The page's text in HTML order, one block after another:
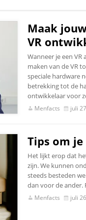
Maak
VR
Wanneer je een
maken van de VR
speciale hardware
betrekking tot de
ontwikkelaar voor
Menfacts juli
Tips om
Het lijkt erop dat
zijn. We kunnen
steeds besteden
dan voor de ander.
Menfacts juli